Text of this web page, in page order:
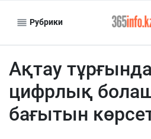
Рубрики
Ақтау
цифрлық
бағытын